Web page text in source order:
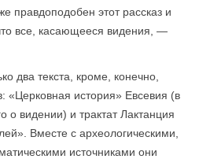
правдоподобен этот рассказ и
все, касающееся видения, —
два текста, кроме, конечно,
«Церковная история» Евсевия (в
о видении) и трактат Лактанция
Вместе с археологическими,
источниками они